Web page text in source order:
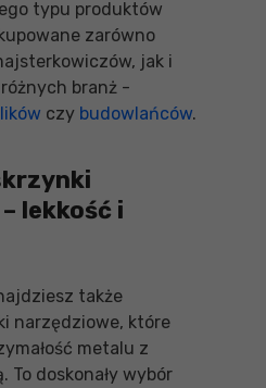
typu produktów
zarówno
jak i
branż -
czy budowlańców.
lekkość i
także
narzędziowe, które
metalu z
To doskonały wybór